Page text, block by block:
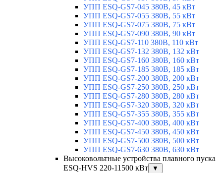
УПП ESQ-GS7-045 380В, 45 кВт
УПП ESQ-GS7-055 380В, 55 кВт
УПП ESQ-GS7-075 380В, 75 кВт
УПП ESQ-GS7-090 380В, 90 кВт
УПП ESQ-GS7-110 380В, 110 кВт
УПП ESQ-GS7-132 380В, 132 кВт
УПП ESQ-GS7-160 380В, 160 кВт
УПП ESQ-GS7-185 380В, 185 кВт
УПП ESQ-GS7-200 380В, 200 кВт
УПП ESQ-GS7-250 380В, 250 кВт
УПП ESQ-GS7-280 380В, 280 кВт
УПП ESQ-GS7-320 380В, 320 кВт
УПП ESQ-GS7-355 380В, 355 кВт
УПП ESQ-GS7-400 380В, 400 кВт
УПП ESQ-GS7-450 380В, 450 кВт
УПП ESQ-GS7-500 380В, 500 кВт
УПП ESQ-GS7-630 380В, 630 кВт
Высоковольтные устройства плавного пуска
ESQ-HVS 220-11500 кВт
▼